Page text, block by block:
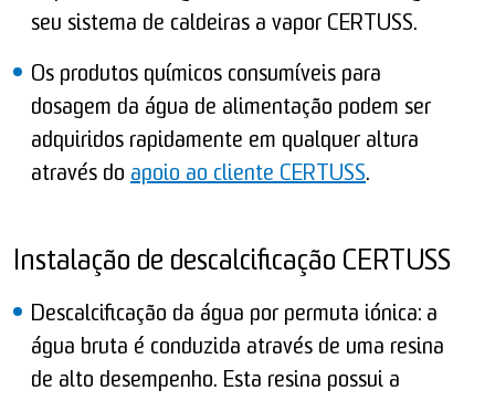
seu sistema de caldeiras a vapor CERTUSS.
Os produtos químicos consumíveis para
dosagem da água de alimentação podem ser
adquiridos rapidamente em qualquer altura
através do apoio ao cliente CERTUSS.
Instalação de descalcificação CERTUSS
Descalcificação da água por permuta iónica: a
água bruta é conduzida através de uma resina
de alto desempenho. Esta resina possui a